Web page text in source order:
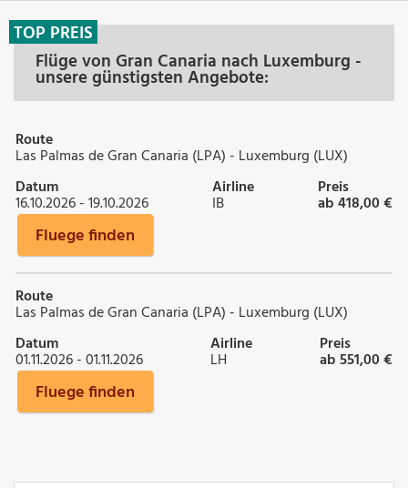
Flüge von Gran Canaria nach Luxemburg -
unsere günstigsten Angebote:
TOP PREIS
Route
Las Palmas de Gran Canaria (LPA) - Luxemburg (LUX)
Datum
16.10.2026 - 19.10.2026
Airline
IB
Preis
ab 418,00 €
Fluege finden
Route
Las Palmas de Gran Canaria (LPA) - Luxemburg (LUX)
Datum
01.11.2026 - 01.11.2026
Airline
LH
Preis
ab 551,00 €
Fluege finden